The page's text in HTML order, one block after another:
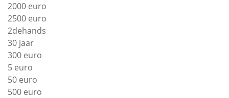
2000 euro
2500 euro
2dehands
30 jaar
300 euro
5 euro
50 euro
500 euro